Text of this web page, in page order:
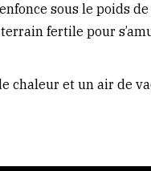
sous le poids
fertile pour
chaleur et un air de